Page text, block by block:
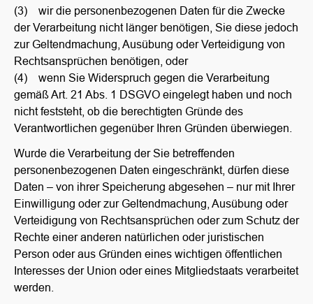
(3) wir die personenbezogenen Daten für die Zwecke
der Verarbeitung nicht länger benötigen, Sie diese jedoch
zur Geltendmachung, Ausübung oder Verteidigung von
Rechtsansprüchen benötigen, oder
(4) wenn Sie Widerspruch gegen die Verarbeitung
gemäß Art. 21 Abs. 1 DSGVO eingelegt haben und noch
nicht feststeht, ob die berechtigten Gründe des
Verantwortlichen gegenüber Ihren Gründen überwiegen.
Wurde die Verarbeitung der Sie betreffenden
personenbezogenen Daten eingeschränkt, dürfen diese
Daten – von ihrer Speicherung abgesehen – nur mit Ihrer
Einwilligung oder zur Geltendmachung, Ausübung oder
Verteidigung von Rechtsansprüchen oder zum Schutz der
Rechte einer anderen natürlichen oder juristischen
Person oder aus Gründen eines wichtigen öffentlichen
Interesses der Union oder eines Mitgliedstaats verarbeitet
werden.